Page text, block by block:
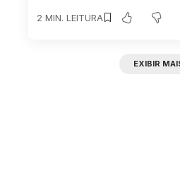
2 MIN. LEITURA
EXIBIR